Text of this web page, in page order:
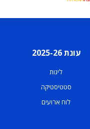
עונת 2025-26
ליגות
סטטיסטיקה
לוח ארועים